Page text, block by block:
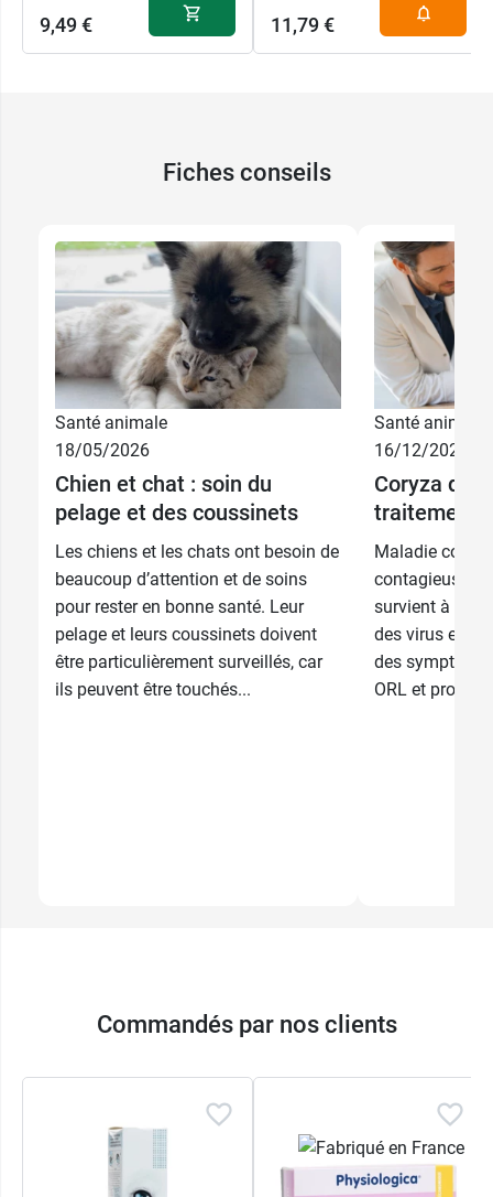
Conditionnement :
refermable de 30 lingettes
9,49 € 11,79 €
Fiches conseils
Santé animale
18/05/2026
Chien et chat : soin du
pelage et des coussinets
Les chiens et les chats ont besoin de
beaucoup d’attention et de soins
pour rester en bonne santé. Leur
pelage et leurs coussinets doivent
être particulièrement surveillés, car
ils peuvent être touchés...
Santé animale
16/12/2025
Coryza du
Maladie
contagieuse,
survient à la
des virus et
des
ORL et
Commandés par nos clients